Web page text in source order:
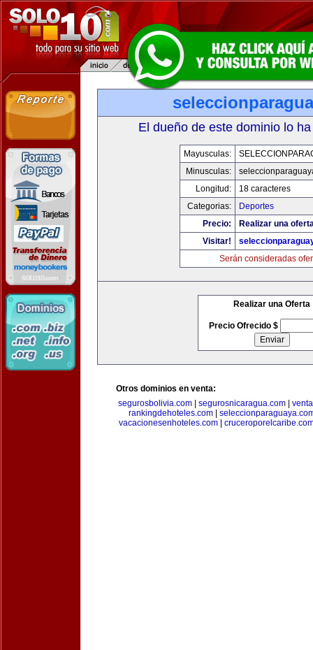
El dueño de este dominio lo
Mayusculas:
Minusculas:
Longitud:
18 caracteres
Categorias:
Deportes
Precio:
Realizar una
Visitar!
Serán consideradas
Realizar una Oferta
Precio Ofrecido $
Otros dominios en venta:
segurosbolivia.com| segurosnicaragua.com|
rankingdehoteles.com|
vacacionesenhoteles.com